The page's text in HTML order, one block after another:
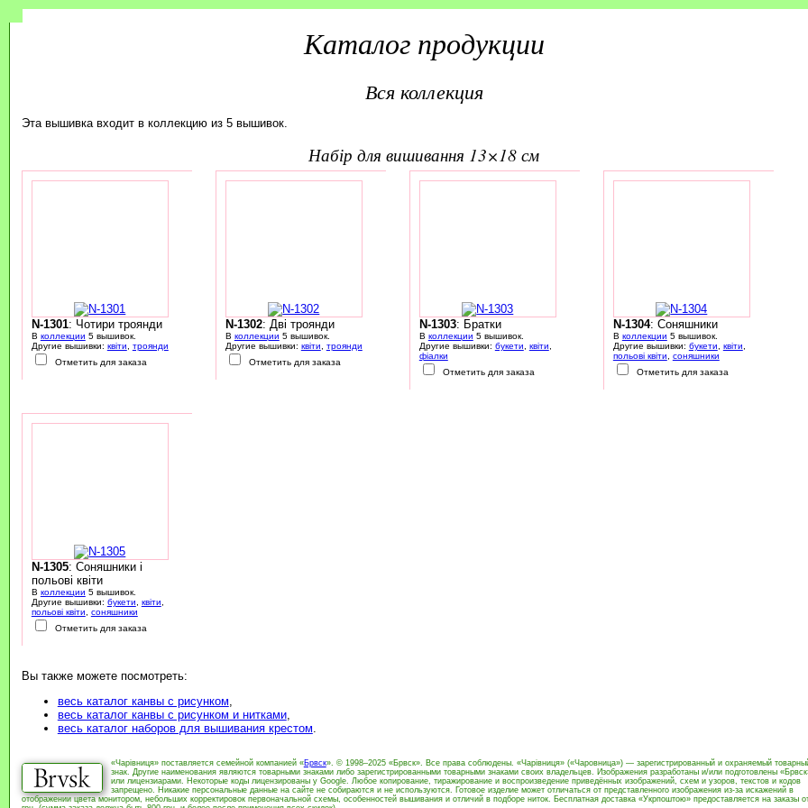
Каталог продукции
Вся коллекция
Эта вышивка входит в коллекцию из 5 вышивок.
набір для вишивання 13×18 см
N-1301: Чотири троянди
В коллекции 5 вышивок.
Другие вышивки: квіти
троянди
Отметить для заказа
N-1302: Дві троянди
В коллекции 5 вышивок.
Другие вышивки: квіти
троянди
Отметить для заказа
N-1303: Братки
В коллекции 5 вышивок.
Другие вышивки: букети квіти
фіалки
Отметить для заказа
N-1304: Соняшники
В коллекции 5 вышивок.
Другие вышивки: букети квіти
польові квіти
соняшники
Отметить для заказа
N-1305: Соняшники і
польові квіти
В коллекции 5 вышивок.
Другие вышивки: букети квіти
польові квіти
соняшники
Отметить для заказа
Вы также можете посмотреть:
весь каталог канвы с рисунком
весь каталог канвы с рисунком и нитками,
весь каталог наборов для вышивания крестом
«Чарівниця» поставляется семейной компанией «Брвск». © 1998–2025 «Брвск». Все права соблюдены. «Чарівниця» («Чаровница») — зарегистрированный и охраняемый
знак. Другие наименования являются товарными знаками либо зарегистрированными товарными знаками своих владельцев. Изображения разработаны и/или подготовлены
или лицензиарами. Некоторые коды лицензированы у Google. Любое копирование, тиражирование и воспроизведение приведённых изображений, схем и узоров, текстов и кодов
запрещено. Никакие персональные данные на сайте не собираются и не используются. Готовое изделие может отличаться от представленного изображения из-за искажений в
отображении цвета монитором, небольших корректировок первоначальной схемы, особенностей вышивания и отличий в подборе ниток. Бесплатная доставка «Укрпоштою» предоставляется на заказы